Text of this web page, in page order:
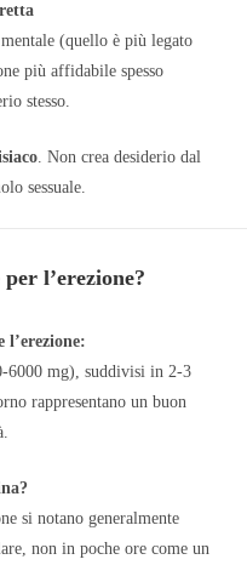
(quello è più legato
più affidabile spesso
stesso.
. Non crea desiderio dal
sessuale.
l’erezione?
l’erezione:
6000 mg), suddivisi in 2-3
rappresentano un buon
si notano generalmente
non in poche ore come un